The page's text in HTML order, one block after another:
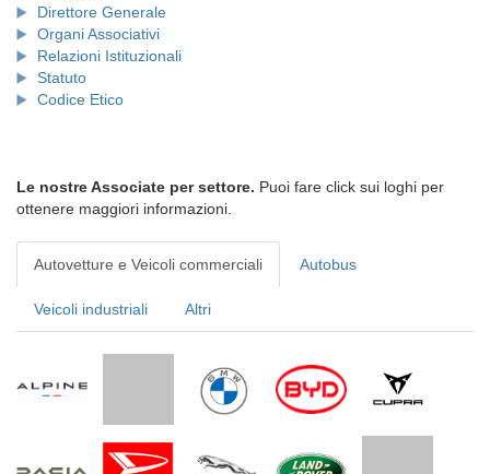
Direttore Generale
Organi Associativi
Relazioni Istituzionali
Statuto
Codice Etico
Le nostre Associate per settore. Puoi fare click sui loghi per
ottenere maggiori informazioni.
Autovetture e Veicoli commerciali Autobus
Veicoli industriali Altri